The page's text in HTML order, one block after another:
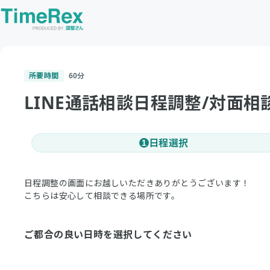
所要時間 60分
LINE通話相談日程調整/対面相
1 日程選択
日程調整の画面にお越しいただきありがとうございます！
こちらは安心して相談できる場所です。
ご都合の良い日時を選択してください